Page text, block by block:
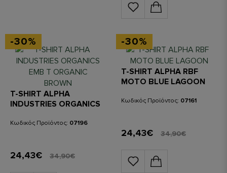
-30%
T-SHIRT ALPHA
INDUSTRIES ORGANICS
Κωδικός Προϊόντος: 07196
24,43€ 34,90€
-30%
T-SHIRT ALPHA RBF
MOTO BLUE LAGOON
Κωδικός Προϊόντος: 07161
24,43€ 34,90€